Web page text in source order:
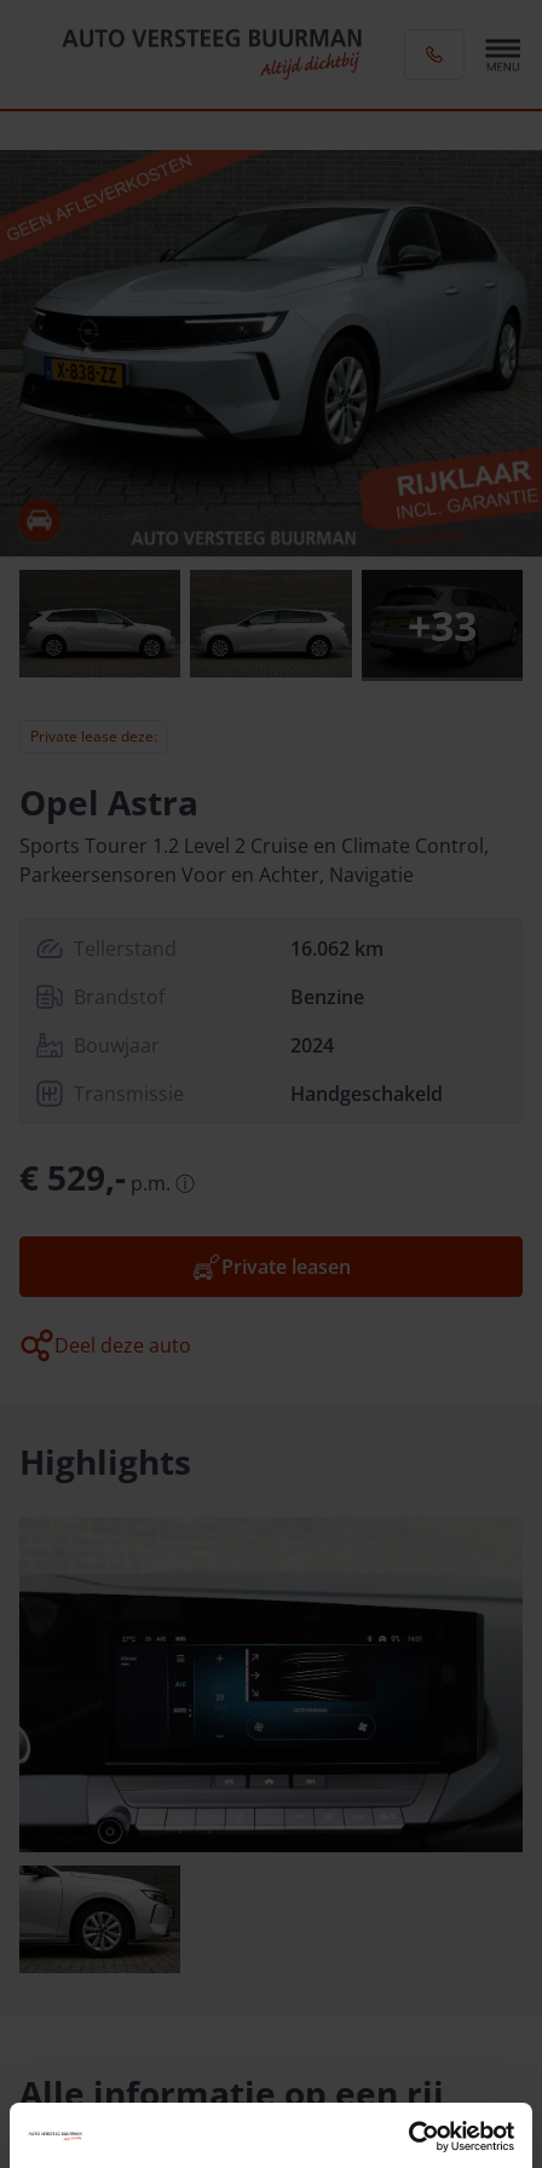
+33
Private lease deze:
Opel Astra
Sports Tourer 1.2 Level 2 Cruise en Climate Control,
Parkeersensoren Voor en Achter, Navigatie
Tellerstand
16.062 km
Brandstof
Benzine
Bouwjaar
2024
Transmissie
Handgeschakeld
€ 529,- p.m. ⓘ
Private leasen
Deel deze auto
Highlights
Alle informatie op een rij